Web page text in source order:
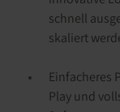
schnell
skaliert
Einfacheres
Play und